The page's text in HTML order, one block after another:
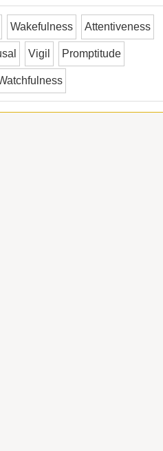
Wakefulness Attentiveness
Vigil Promptitude